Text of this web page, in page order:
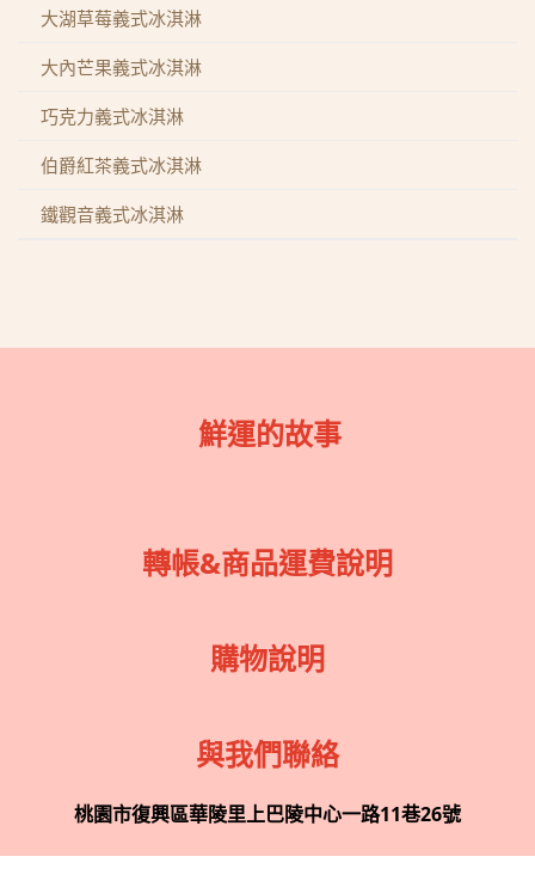
愛文芒果
台農 1 號
象牙芒果
檸檬乾片
鳳梨片
東山龍眼乾
大湖草莓義式冰淇淋
大內芒果義式冰淇淋
巧克力義式冰淇淋
伯爵紅茶義式冰淇淋
鐵觀音義式冰淇淋
鮮運的故事
轉帳&商品運費說明
購物說明
與我們聯絡
桃園市復興區華陵里上巴陵中心一路11巷26號